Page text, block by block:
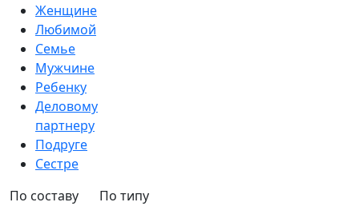
Женщине
Любимой
Семье
Мужчине
Ребенку
Деловому
партнеру
Подруге
Сестре
По составу
По типу